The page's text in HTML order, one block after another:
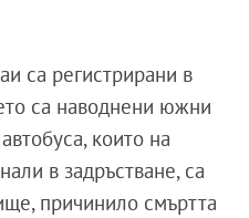
са регистрирани в
са наводнени южни
които на
в задръстване, са
причинило смъртта